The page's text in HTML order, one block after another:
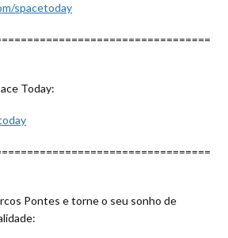
spacetoday
Today:
Pontes e torne o seu sonho de